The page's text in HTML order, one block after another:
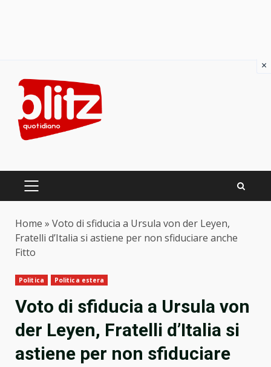
content
PRIMARY
Home » Voto di sfiducia a Ursula von der Leyen,
Fratelli d’Italia si astiene per non sfiduciare anche
Fitto
Politica Politica estera
Voto di sfiducia a Ursula von
der Leyen, Fratelli d’Italia si
astiene per non sfiduciare
×